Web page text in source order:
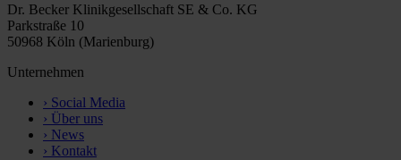
Dr. Becker Klinikgesellschaft SE & Co. KG
Parkstraße 10
50968 Köln (Marienburg)
Unternehmen
› Social Media
› Über uns
› News
› Kontakt